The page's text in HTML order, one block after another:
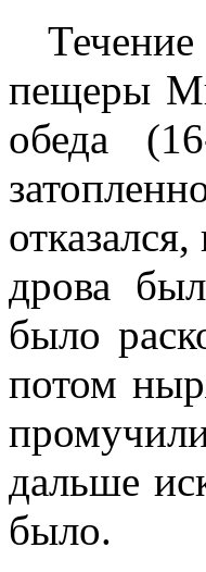
пещеры
обеда
дрова
было
потом
дальше
было.